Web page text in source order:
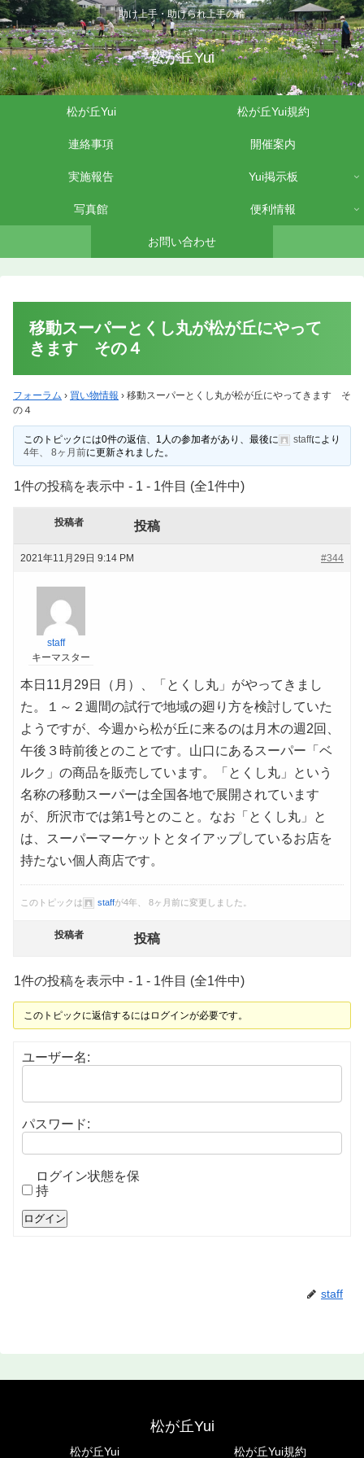
助け上手・助けられ上手の輪
松が丘Yui
松が丘Yui 松が丘Yui規約
連絡事項 開催案内
実施報告 Yui掲示板
写真館 便利情報
お問い合わせ
移動スーパーとくし丸が松が丘にやって
きます その４
フォーラム › 買い物情報 › 移動スーパーとくし丸が松が丘にやってきます そ
の４
このトピックには0件の返信、1人の参加者があり、最後に staffにより
4年、 8ヶ月前に更新されました。
1件の投稿を表示中 - 1 - 1件目 (全1件中)
投稿者 投稿
2021年11月29日 9:14 PM #344
staff
キーマスター
本日11月29日（月）、「とくし丸」がやってきまし
た。１～２週間の試行で地域の廻り方を検討していた
ようですが、今週から松が丘に来るのは月木の週2回、
午後３時前後とのことです。山口にあるスーパー「ベ
ルク」の商品を販売しています。「とくし丸」という
名称の移動スーパーは全国各地で展開されています
が、所沢市では第1号とのこと。なお「とくし丸」と
は、スーパーマーケットとタイアップしているお店を
持たない個人商店です。
このトピックは staffが4年、 8ヶ月前に変更しました。
投稿者 投稿
1件の投稿を表示中 - 1 - 1件目 (全1件中)
このトピックに返信するにはログインが必要です。
ユーザー名:
パスワード:
ログイン状態を保
持
ログイン
staff
松が丘Yui
松が丘Yui 松が丘Yui規約